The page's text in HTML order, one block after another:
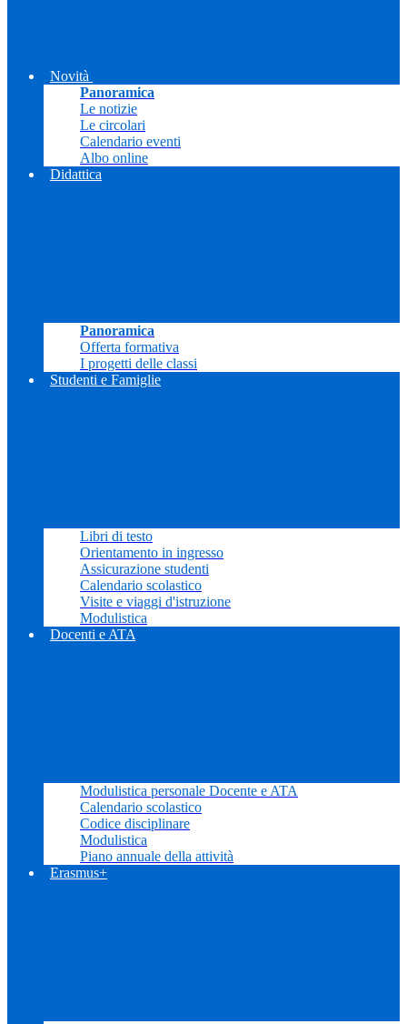
Novità
Panoramica
Le notizie
Le circolari
Calendario eventi
Albo online
Didattica
Panoramica
Offerta formativa
I progetti delle classi
Studenti e Famiglie
Libri di testo
Orientamento in ingresso
Assicurazione studenti
Calendario scolastico
Visite e viaggi d'istruzione
Modulistica
Docenti e ATA
Modulistica personale Docente e ATA
Calendario scolastico
Codice disciplinare
Modulistica
Piano annuale della attività
Erasmus+